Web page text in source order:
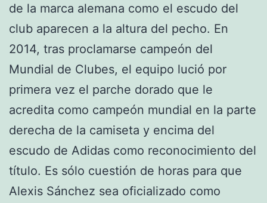
de la marca alemana como el escudo del
club aparecen a la altura del pecho. En
2014, tras proclamarse campeón del
Mundial de Clubes, el equipo lució por
primera vez el parche dorado que le
acredita como campeón mundial en la parte
derecha de la camiseta y encima del
escudo de Adidas como reconocimiento del
título. Es sólo cuestión de horas para que
Alexis Sánchez sea oficializado como